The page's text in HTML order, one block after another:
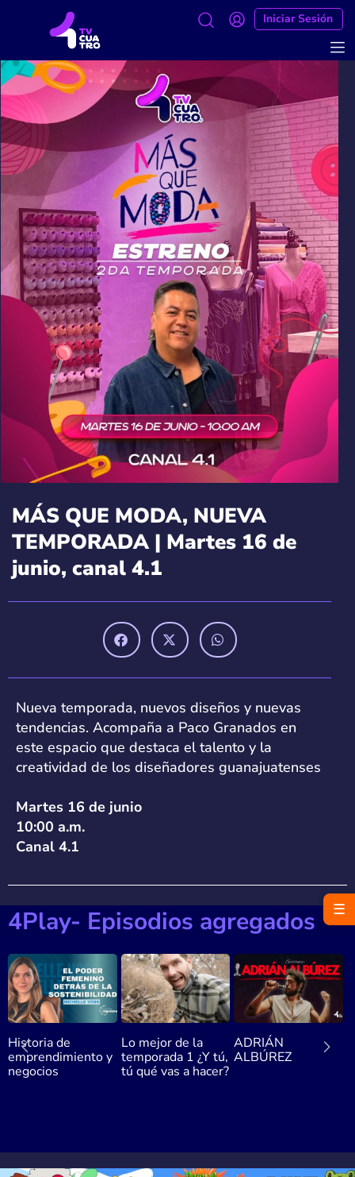
Iniciar Sesión
MÁS QUE MODA, NUEVA
TEMPORADA | Martes 16 de
junio, canal 4.1
Nueva temporada, nuevos diseños y nuevas
tendencias. Acompaña a Paco Granados en
este espacio que destaca el talento y la
creatividad de los diseñadores guanajuatenses
Martes 16 de junio
10:00 a.m.
Canal 4.1
4Play- Episodios agregados
Historia de
emprendimiento y
negocios
Lo mejor de la
temporada 1 ¿Y tú,
tú qué vas a hacer?
ADRIÁN
ALBÚREZ
☰